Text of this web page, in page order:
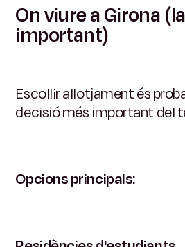
On viure a Girona
important)
Escollir allotjament és
decisió més important del
Opcions principals: